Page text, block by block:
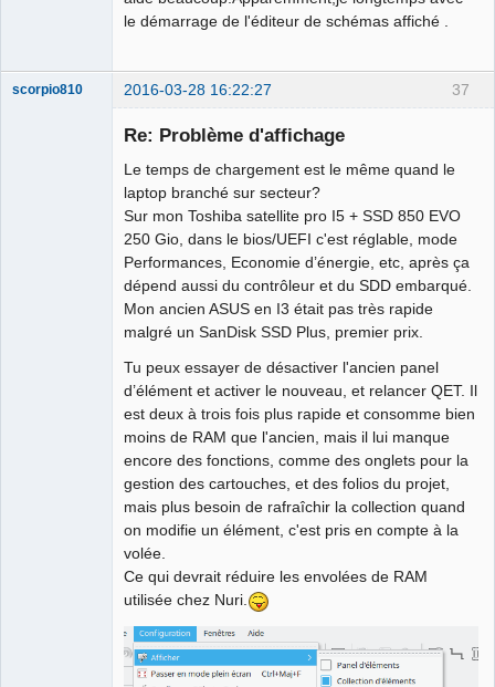
le démarrage de l'éditeur de schémas affiché .
37
scorpio810 2016-03-28 16:22:27
Re: Problème d'affichage
Le temps de chargement est le même quand le
laptop branché sur secteur?
Sur mon Toshiba satellite pro I5 + SSD 850 EVO
250 Gio, dans le bios/UEFI c'est réglable, mode
Performances, Economie d’énergie, etc, après ça
dépend aussi du contrôleur et du SDD embarqué.
Mon ancien ASUS en I3 était pas très rapide
malgré un SanDisk SSD Plus, premier prix.
Tu peux essayer de désactiver l'ancien panel
d’élément et activer le nouveau, et relancer QET. Il
est deux à trois fois plus rapide et consomme bien
moins de RAM que l'ancien, mais il lui manque
encore des fonctions, comme des onglets pour la
gestion des cartouches, et des folios du projet,
mais plus besoin de rafraîchir la collection quand
on modifie un élément, c'est pris en compte à la
volée.
Ce qui devrait réduire les envolées de RAM
utilisée chez Nuri.